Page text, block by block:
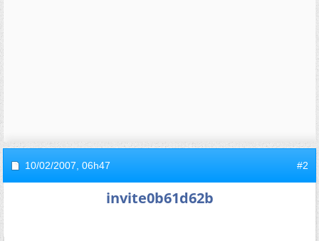
10/02/2007, 06h47 #2
invite0b61d62b